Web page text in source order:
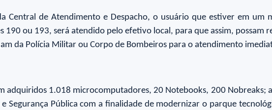
Central de Atendimento e Despacho, o usuário que estiver em um
ou 193, será atendido pelo efetivo local, para que assim, possam
da Polícia Militar ou Corpo de Bombeiros para o atendimento
adquiridos 1.018 microcomputadores, 20 Notebooks, 200 Nobreaks;
Segurança Pública com a finalidade de modernizar o parque